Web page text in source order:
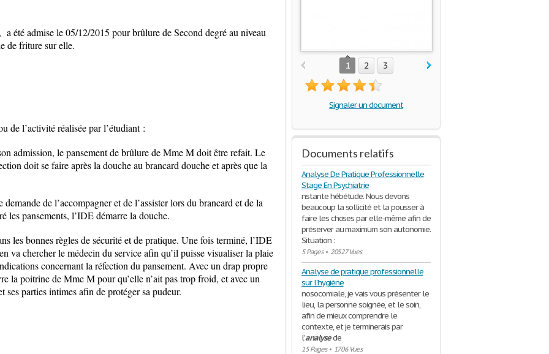
été admise le 05/12/2015 pour brûlure de Second degré au niveau
de friture sur elle.
de l’activité réalisée par l’étudiant :
admission, le pansement de brûlure de Mme M doit être refait. Le
doit se faire après la douche au brancard douche et après que la
de l’accompagner et de l’assister lors du brancard et de la
les pansements, l’IDE démarre la douche.
les bonnes règles de sécurité et de pratique. Une fois terminé, l’IDE
va chercher le médecin du service afin qu’il puisse visualiser la plaie
concernant la réfection du pansement. Avec un drap propre
la poitrine de Mme M pour qu’elle n’ait pas trop froid, et avec un
ses parties intimes afin de protéger sa pudeur.
1 2 3
Signaler un document
Documents relatifs
Analyse De Pratique Professionnelle
Stage En Psychiatrie
nstante hébétude. Nous devons
beaucoup la sollicité et la pousser à
faire les choses par elle-même afin de
préserver au maximum son autonomie.
Situation :
5 Pages• 20527 Vues
Analyse de pratique professionnelle
sur l’hygiène
nosocomiale, je vais vous présenter le
lieu, la personne soignée, et le soin,
afin de mieux comprendre le
contexte, et je terminerais par
l’analysede
15 Pages• 1706 Vues